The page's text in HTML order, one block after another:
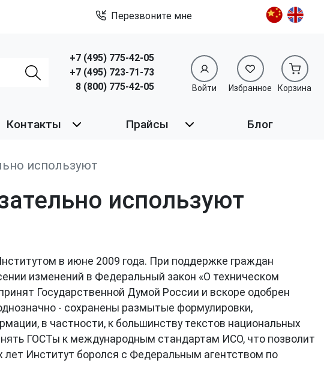
Перезвоните мне
+7 (495) 775-42-05
+7 (495) 723-71-73
8 (800) 775-42-05
Войти Избранное Корзина
Контакты Прайсы Блог
используют
используют
в июне 2009 года. При поддержке граждан
изменений в Федеральный закон «О техническом
Государственной Думой России и вскоре одобрен
- сохранены размытые формулировки,
в частности, к большинству текстов национальных
ГОСТы к международным стандартам ИСО, что позволит
лет Институт боролся с Федеральным агентством по